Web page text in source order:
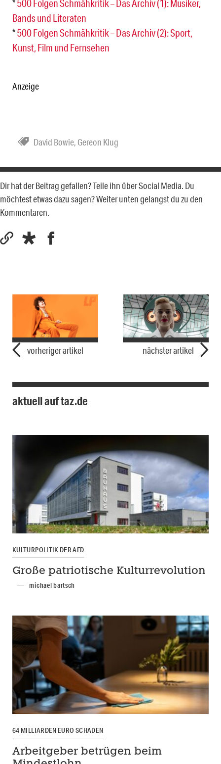
*500 Folgen Schmähkritik – Das Archiv (1): Musiker,
Bands und Literaten
*500 Folgen Schmähkritik – Das Archiv (2): Sport,
Kunst, Film und Fernsehen
Anzeige
David Bowie, Gereon Klug
Dir hat der Beitrag gefallen? Teile ihn über Social Media. Du
möchtest etwas dazu sagen? Weiter unten gelangst du zu den
Kommentaren.
vorheriger artikel nächster artikel
aktuell auf taz.de
KULTURPOLITIK DER AFD
Große patriotische Kulturrevolution
michael bartsch
64 MILLIARDEN EURO SCHADEN
Arbeitgeber betrügen beim